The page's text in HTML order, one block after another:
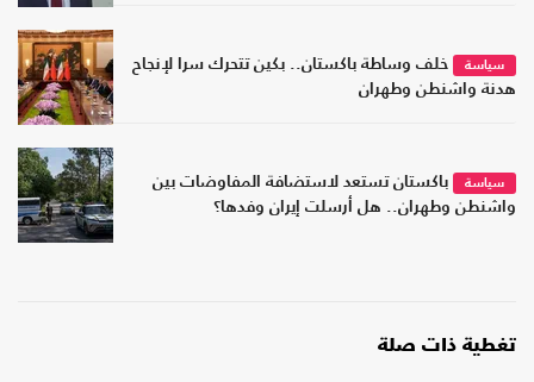
سياسة
خلف وساطة باكستان.. بكين تتحرك سرا لإنجاح
هدنة واشنطن وطهران
سياسة
باكستان تستعد لاستضافة المفاوضات بين
واشنطن وطهران.. هل أرسلت إيران وفدها؟
تغطية ذات صلة